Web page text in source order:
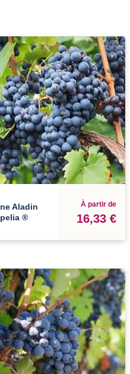
Aladin
®
À partir de
16,33 €